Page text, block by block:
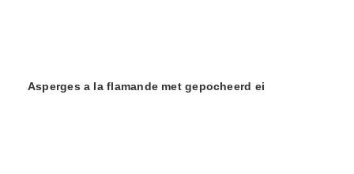
Asperges a la flamande met gepocheerd ei